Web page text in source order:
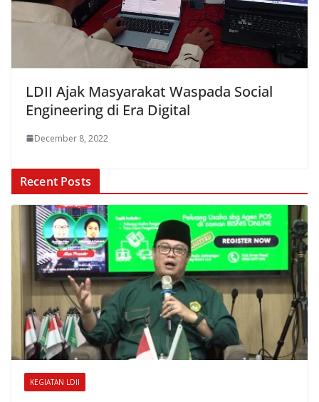
LDII Ajak Masyarakat Waspada Social
Engineering di Era Digital
December 8, 2022
Recent Posts
KEGIATAN LDII